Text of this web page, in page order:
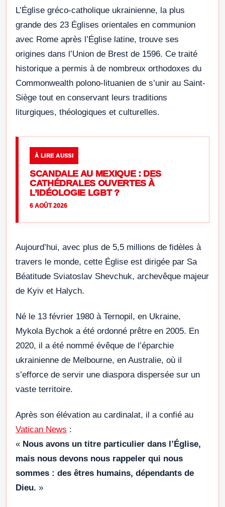
L’Église gréco-catholique ukrainienne, la plus
grande des 23 Églises orientales en communion
avec Rome après l’Église latine, trouve ses
origines dans l’Union de Brest de 1596. Ce traité
historique a permis à de nombreux orthodoxes du
Commonwealth polono-lituanien de s’unir au Saint-
Siège tout en conservant leurs traditions
liturgiques, théologiques et culturelles.
À LIRE AUSSI
SCANDALE AU MEXIQUE : DES
CATHÉDRALES OUVERTES À
L’IDÉOLOGIE LGBT ?
6 AOÛT 2026
Aujourd’hui, avec plus de 5,5 millions de fidèles à
travers le monde, cette Église est dirigée par Sa
Béatitude Sviatoslav Shevchuk, archevêque majeur
de Kyiv et Halych.
Né le 13 février 1980 à Ternopil, en Ukraine,
Mykola Bychok a été ordonné prêtre en 2005. En
2020, il a été nommé évêque de l’éparchie
ukrainienne de Melbourne, en Australie, où il
s’efforce de servir une diaspora dispersée sur un
vaste territoire.
Après son élévation au cardinalat, il a confié au
Vatican News :
« Nous avons un titre particulier dans l’Église,
mais nous devons nous rappeler qui nous
sommes : des êtres humains, dépendants de
Dieu. »